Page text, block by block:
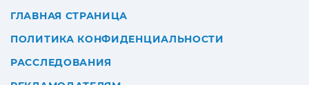
ГЛАВНАЯ СТРАНИЦА
ПОЛИТИКА КОНФИДЕНЦИАЛЬНОСТИ
РАССЛЕДОВАНИЯ